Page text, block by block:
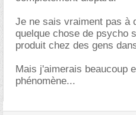
Je ne sais vraiment pas à
quelque chose de psycho
produit chez des gens
Mais j'aimerais beaucoup
phénomène...